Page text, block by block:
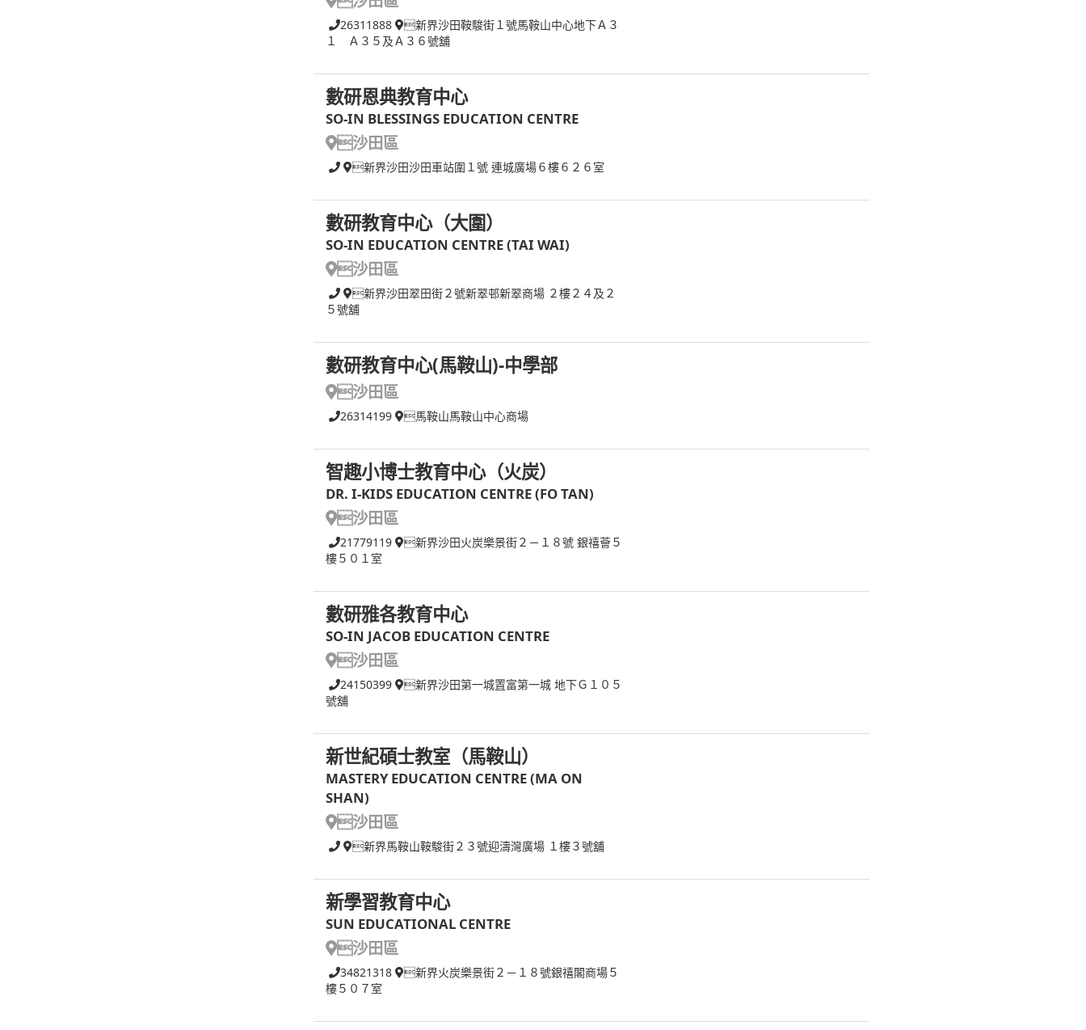
26311888
新界沙田鞍駿街１號馬鞍山中心地下Ａ３
１ Ａ３５及Ａ３６號舖
數研恩典教育中心
SO-IN BLESSINGS EDUCATION CENTRE
沙田區
新界沙田沙田車站圍１號 連城廣場６樓６２６室
數研教育中心（大圍）
SO-IN EDUCATION CENTRE (TAI WAI)
沙田區
新界沙田翠田街２號新翠邨新翠商場 ２樓２４及２
５號舖
數研教育中心(馬鞍山)-中學部
沙田區
26314199 馬鞍山馬鞍山中心商場
智趣小博士教育中心（火炭）
DR. I-KIDS EDUCATION CENTRE (FO TAN)
沙田區
21779119
新界沙田火炭樂景街２－１８號 銀禧薈５
樓５０１室
數研雅各教育中心
SO-IN JACOB EDUCATION CENTRE
沙田區
24150399
新界沙田第一城置富第一城 地下Ｇ１０５
號舖
新世紀碩士教室（馬鞍山）
MASTERY EDUCATION CENTRE (MA ON
SHAN)
沙田區
新界馬鞍山鞍駿街２３號迎濤灣廣場 １樓３號舖
新學習教育中心
SUN EDUCATIONAL CENTRE
沙田區
34821318
新界火炭樂景街２－１８號銀禧閣商場５
樓５０７室